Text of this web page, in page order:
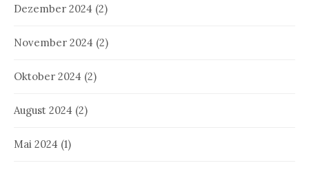
Dezember 2024 (2)
November 2024 (2)
Oktober 2024 (2)
August 2024 (2)
Mai 2024 (1)